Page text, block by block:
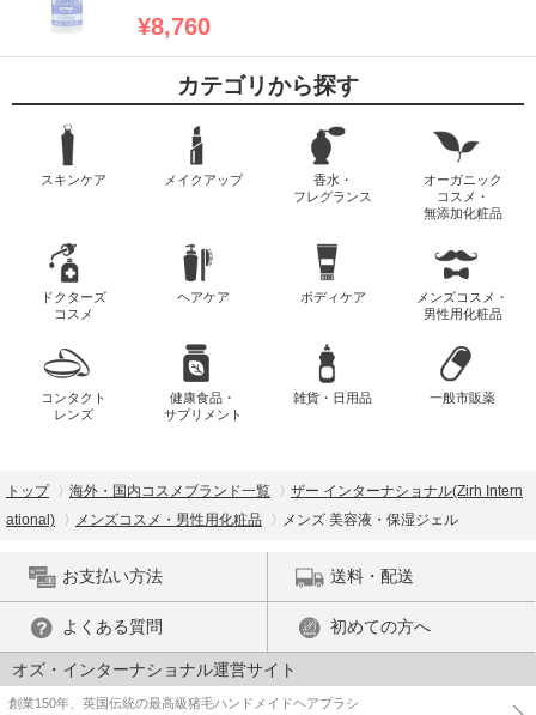
¥8,760
カテゴリから探す
スキンケア メイクアップ
香水・
フレグランス
オーガニック
コスメ・
無添加化粧品
ドクターズ
コスメ
ヘアケア ボディケア
メンズコスメ・
男性用化粧品
コンタクト
レンズ
健康食品・
サプリメント
雑貨・日用品 一般市販薬
トップ 海外・国内コスメブランド一覧
ザー インターナショナル(Zirh Intern
ational)
メンズコスメ・男性用化粧品 メンズ 美容液・保湿ジェル
お支払い方法 送料・配送
よくある質問 初めての方へ
オズ・インターナショナル運営サイト
創業150年、英国伝統の最高級猪毛ハンドメイドヘアブラシ